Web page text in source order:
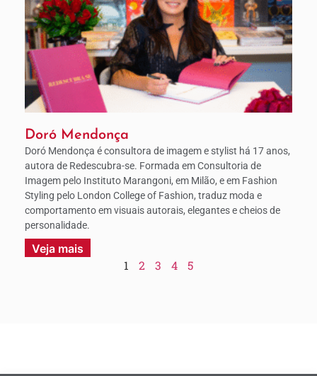
Doró Mendonça
Doró Mendonça é consultora de imagem e stylist há 17 anos,
autora de Redescubra-se. Formada em Consultoria de
Imagem pelo Instituto Marangoni, em Milão, e em Fashion
Styling pelo London College of Fashion, traduz moda e
comportamento em visuais autorais, elegantes e cheios de
personalidade.
Veja mais
1 2 3 4 5